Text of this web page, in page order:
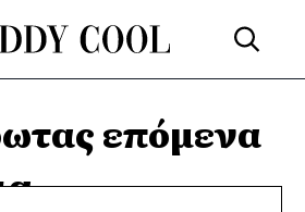
επόμενα